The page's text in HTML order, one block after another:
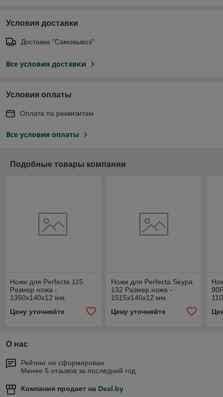
Условия доставки
Доставка "Самовывоз"
Все условия доставки
Условия оплаты
Оплата по реквизитам
Все условия оплаты
Подобные товары компании
Ножи для Perfecta 115
Размер ножа -
1350х140х12 мм.
Цену уточняйте
Ножи для Perfecta Seypa
132 Размер ножа -
1515х140х12 мм.
Цену уточняйте
О нас
Рейтинг не сформирован
Менее 5 отзывов за последний год
Компания продает на Deal.by